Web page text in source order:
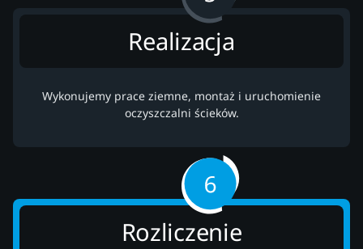
Realizacja
Wykonujemy prace ziemne, montaż i uruchomienie
oczyszczalni ścieków.
Rozliczenie